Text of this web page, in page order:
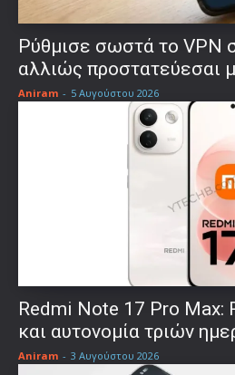
Ρύθμισε σωστά το VPN
αλλιώς προστατεύεσαι
Aniram - 5 Αυγούστου 2026
Redmi Note 17 Pro Max:
και αυτονομία τριών
Aniram - 3 Αυγούστου 2026